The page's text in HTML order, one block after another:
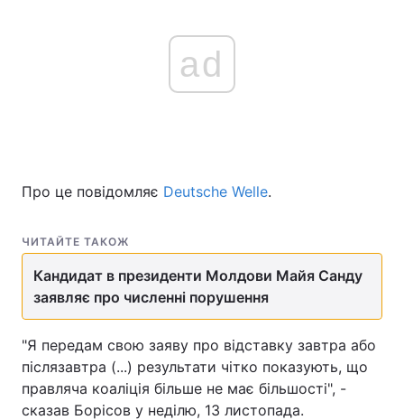
Головна Війна
Україна Політика
Економіка Світ
ad
Про це повідомляє Deutsche Welle.
ЧИТАЙТЕ ТАКОЖ
Кандидат в президенти Молдови Майя Санду
заявляє про численні порушення
"Я передам свою заяву про відставку завтра або
післязавтра (...) результати чітко показують, що
правляча коаліція більше не має більшості", -
сказав Борісов у неділю, 13 листопада.